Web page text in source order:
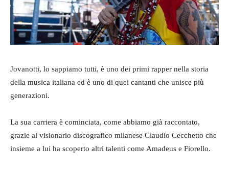
Jovanotti, lo sappiamo tutti, è uno dei primi rapper nella storia
della musica italiana ed è uno di quei cantanti che unisce più
generazioni.
La sua carriera è cominciata, come abbiamo già raccontato,
grazie al visionario discografico milanese Claudio Cecchetto che
insieme a lui ha scoperto altri talenti come Amadeus e Fiorello.